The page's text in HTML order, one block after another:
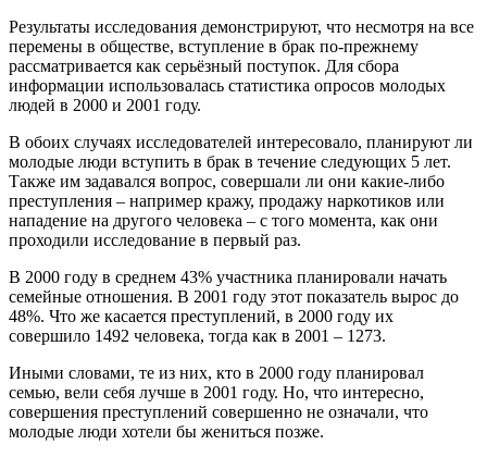
Результаты исследования демонстрируют, что несмотря на все
перемены в обществе, вступление в брак по-прежнему
рассматривается как серьёзный поступок. Для сбора
информации использовалась статистика опросов молодых
людей в 2000 и 2001 году.
В обоих случаях исследователей интересовало, планируют ли
молодые люди вступить в брак в течение следующих 5 лет.
Также им задавался вопрос, совершали ли они какие-либо
преступления – например кражу, продажу наркотиков или
нападение на другого человека – с того момента, как они
проходили исследование в первый раз.
В 2000 году в среднем 43% участника планировали начать
семейные отношения. В 2001 году этот показатель вырос до
48%. Что же касается преступлений, в 2000 году их
совершило 1492 человека, тогда как в 2001 – 1273.
Иными словами, те из них, кто в 2000 году планировал
семью, вели себя лучше в 2001 году. Но, что интересно,
совершения преступлений совершенно не означали, что
молодые люди хотели бы жениться позже.